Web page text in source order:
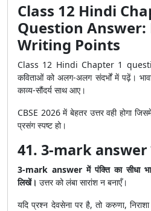
Class 12 Hindi
Question Answer:
Writing Points
Class 12 Hindi Chapter 1
कविताओं को अलग-अलग संदर्भों में पढ़ें।
काव्य-सौंदर्य साथ आए।
CBSE 2026 में बेहतर उत्तर वही होगा
प्रसंग स्पष्ट हो।
41. 3-mark answer
3-mark answer में पंक्ति का सीधा
लिखें। उत्तर को लंबा सारांश न बनाएँ।
यदि प्रश्न देवसेना पर है, तो करुणा,